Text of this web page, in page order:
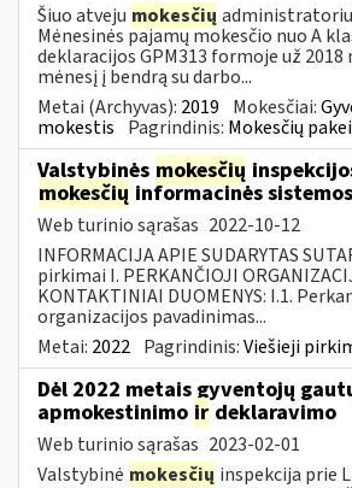
Šiuo atveju mokesčių
Mėnesinės pajamų mokesčio nuo A
deklaracijos GPM313 formoje už 2018
mėnesį į bendrą su darbo...
Metai (Archyvas): 2019 Mokesčiai:
mokestis Pagrindinis: Mokesčių
Valstybinės mokesčių
mokesčių informacinės
Web turinio sąrašas 2022-10-12
INFORMACIJA APIE SUDARYTAS
pirkimai I. PERKANČIOJI
KONTAKTINIAI DUOMENYS: I.1.
organizacijos pavadinimas...
Metai: 2022 Pagrindinis:Viešieji
Dėl 2022 metais gyventojų
apmokestinimo ir deklaravimo
Web turinio sąrašas 2023-02-01
Valstybinė mokesčių inspekcija prie